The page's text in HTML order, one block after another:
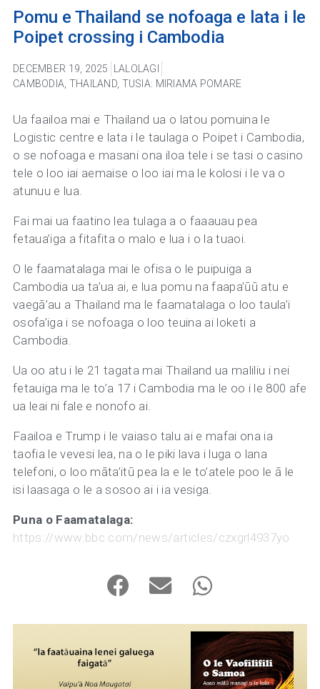
Pomu e Thailand se nofoaga e lata i le
Poipet crossing i Cambodia
DECEMBER 19, 2025
LALOLAGI
CAMBODIA, THAILAND, TUSIA: MIRIAMA POMARE
Ua faailoa mai e Thailand ua o latou pomuina le
Logistic centre e lata i le taulaga o Poipet i Cambodia,
o se nofoaga e masani ona iloa tele i se tasi o casino
tele o loo iai aemaise o loo iai ma le kolosi i le va o
atunuu e lua.
Fai mai ua faatino lea tulaga a o faaauau pea
fetaua’iga a fitafita o malo e lua i o la tuaoi.
O le faamatalaga mai le ofisa o le puipuiga a
Cambodia ua ta’ua ai, e lua pomu na faapa’ūū atu e
vaegā’au a Thailand ma le faamatalaga o loo taula’i
osofa’iga i se nofoaga o loo teuina ai loketi a
Cambodia.
Ua oo atu i le 21 tagata mai Thailand ua maliliu i nei
fetauiga ma le to’a 17 i Cambodia ma le oo i le 800 afe
ua leai ni fale e nonofo ai.
Faailoa e Trump i le vaiaso talu ai e mafai ona ia
taofia le vevesi lea, na o le piki lava i luga o lana
telefoni, o loo māta’itū pea la e le to’atele poo le ā le
isi laasaga o le a sosoo ai i ia vesiga.
Puna o Faamatalaga:
https://www.bbc.com/news/articles/czxgrl4937yo